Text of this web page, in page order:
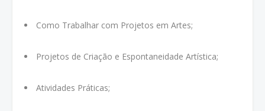
Como Trabalhar com Projetos em Artes;
Projetos de Criação e Espontaneidade Artística;
Atividades Práticas;